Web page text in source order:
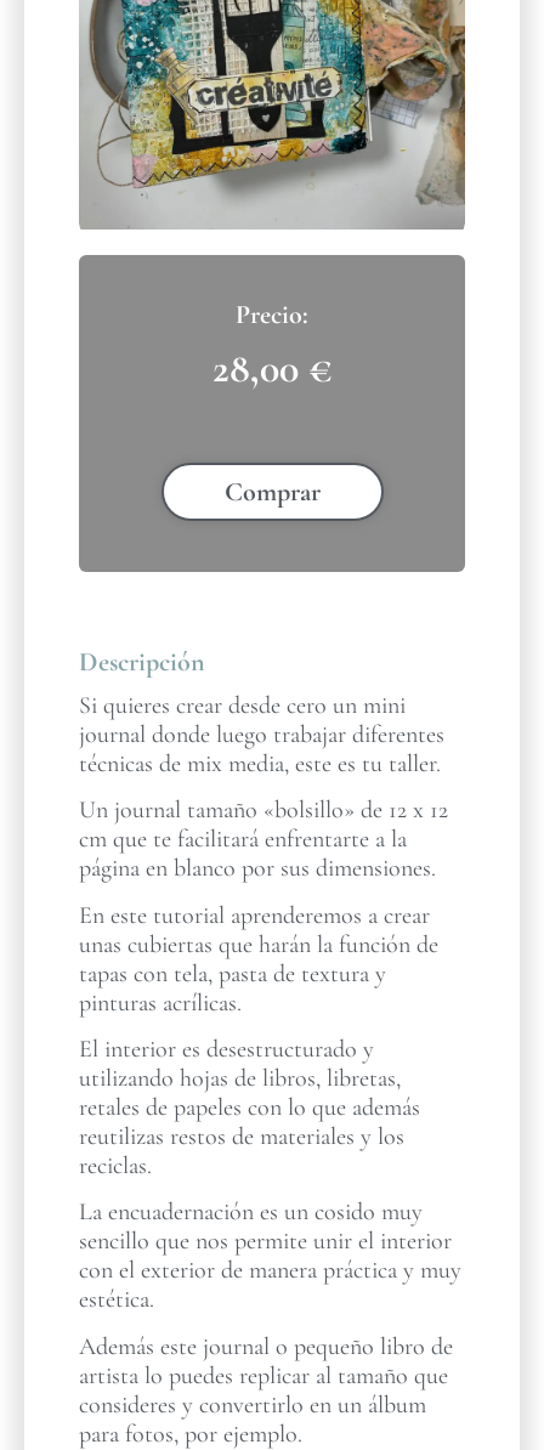
28,00 €
Comprar
Descripción
Si quieres crear desde cero un mini
journal donde luego trabajar diferentes
técnicas de mix media, este es tu taller.
Un journal tamaño «bolsillo» de 12 x 12
cm que te facilitará enfrentarte a la
página en blanco por sus dimensiones.
En este tutorial aprenderemos a crear
unas cubiertas que harán la función de
tapas con tela, pasta de textura y
pinturas acrílicas.
El interior es desestructurado y
utilizando hojas de libros, libretas,
retales de papeles con lo que además
reutilizas restos de materiales y los
reciclas.
La encuadernación es un cosido muy
sencillo que nos permite unir el interior
con el exterior de manera práctica y muy
estética.
Además este journal o pequeño libro de
artista lo puedes replicar al tamaño que
consideres y convertirlo en un álbum
para fotos, por ejemplo.